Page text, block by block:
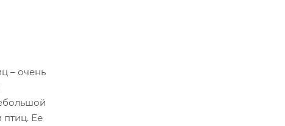
– очень
птиц. Ее